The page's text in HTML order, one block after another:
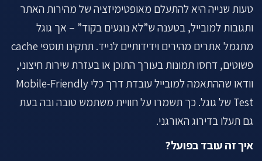
טעות שנייה היא להתעלם מאופטימיזציה של מהירות האתר
ותגובות למובייל, בטענה ש”לא נוגעים בקוד” – אך גוגל
מתגמל אתרים מהירים וידידותיים לנייד. תתקינו תוספי cache
פשוטים, דחסו תמונות בעורך התוכן או בעזרת שירות חיצוני,
וודאו שההתאמה למובייל עובדת דרך כלי Mobile-Friendly
Test של גוגל. כך תשמרו על חוויית משתמש טובה ובה בעת
גם תעלו בדירוג האורגני.
איך זה עובד בפועל?